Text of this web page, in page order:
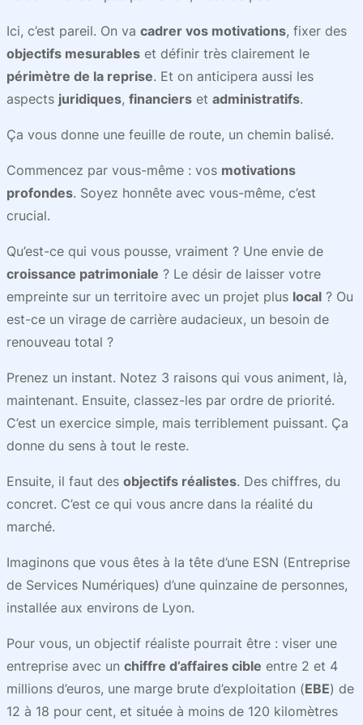
Ici, c’est pareil. On va cadrer vos motivations, fixer des
objectifs mesurables et définir très clairement le
périmètre de la reprise. Et on anticipera aussi les
aspects juridiques, financiers et administratifs.
Ça vous donne une feuille de route, un chemin balisé.
Commencez par vous-même : vos motivations
profondes. Soyez honnête avec vous-même, c’est
crucial.
Qu’est-ce qui vous pousse, vraiment ? Une envie de
croissance patrimoniale ? Le désir de laisser votre
empreinte sur un territoire avec un projet plus local ? Ou
est-ce un virage de carrière audacieux, un besoin de
renouveau total ?
Prenez un instant. Notez 3 raisons qui vous animent, là,
maintenant. Ensuite, classez-les par ordre de priorité.
C’est un exercice simple, mais terriblement puissant. Ça
donne du sens à tout le reste.
Ensuite, il faut des objectifs réalistes. Des chiffres, du
concret. C’est ce qui vous ancre dans la réalité du
marché.
Imaginons que vous êtes à la tête d’une ESN (Entreprise
de Services Numériques) d’une quinzaine de personnes,
installée aux environs de Lyon.
Pour vous, un objectif réaliste pourrait être : viser une
entreprise avec un chiffre d’affaires cible entre 2 et 4
millions d’euros, une marge brute d’exploitation (EBE) de
12 à 18 pour cent, et située à moins de 120 kilomètres